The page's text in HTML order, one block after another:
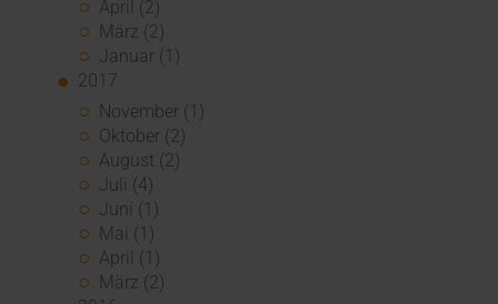
April (2)
März (2)
Januar (1)
2017
November (1)
Oktober (2)
August (2)
Juli (4)
Juni (1)
Mai (1)
April (1)
März (2)